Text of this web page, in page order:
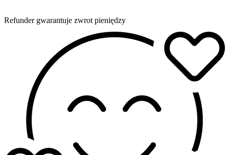
Refunder gwarantuje zwrot pieniędzy